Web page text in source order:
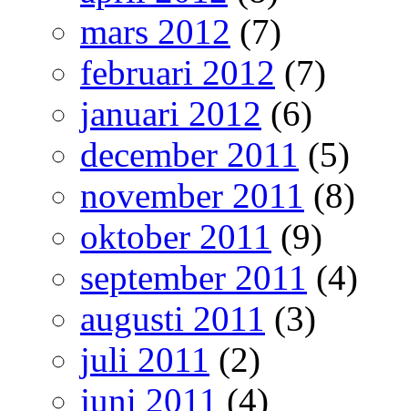
mars 2012 (7)
februari 2012 (7)
januari 2012 (6)
december 2011 (5)
november 2011 (8)
oktober 2011 (9)
september 2011 (4)
augusti 2011 (3)
juli 2011 (2)
juni 2011 (4)